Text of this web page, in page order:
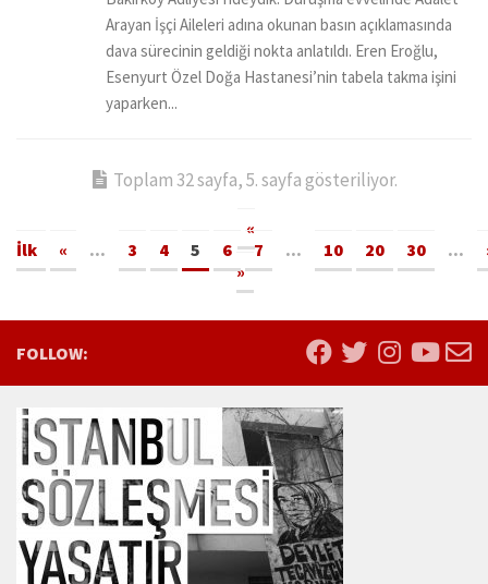
Arayan İşçi Aileleri adına okunan basın açıklamasında
dava sürecinin geldiği nokta anlatıldı. Eren Eroğlu,
Esenyurt Özel Doğa Hastanesi’nin tabela takma işini
yaparken...
Toplam 32 sayfa, 5. sayfa gösteriliyor.
«
İlk
« ... 3 4 5 6 7 ... 10 20 30 ...
»
FOLLOW: